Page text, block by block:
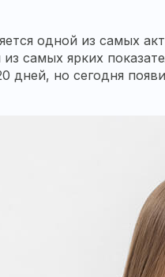
одной из самых
самых ярких
но сегодня